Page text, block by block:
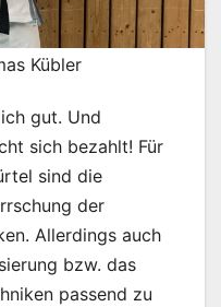
Kübler
gut. Und
sich bezahlt! Für
sind die
der
Allerdings auch
bzw. das
passend zu